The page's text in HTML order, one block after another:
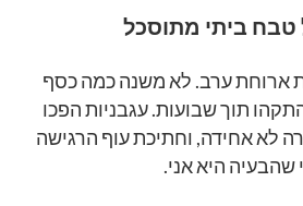
ביתי מתוסכל
ארוחת ערב. לא משנה כמה כסף
תוך שבועות. עגבניות הפכו
לא אחידה, וחתיכת עוף הרגישה
היא אני.